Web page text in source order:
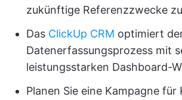
zukünftige Referenzzwecke
Das ClickUp CRM optimiert
Datenerfassungsprozess mit
leistungsstarken Dashboard-
Planen Sie eine Kampagne für